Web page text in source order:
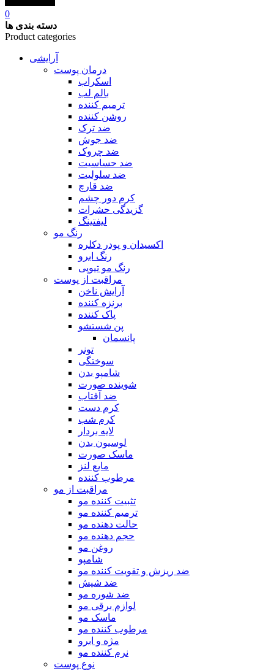
0
دسته بندی ها
Product categories
آرایشی
درمان پوست
اسکراب
بالم لب
ترمیم کننده
روشن کننده
ضد ترک
ضد جوش
ضد چروک
ضد حساسیت
ضد سلولیت
ضد قارچ
کرم دور چشم
گزیدگی حشرات
لیفتینگ
رنگ مو
اکسیدان و پودر دکلره
رنگ ابرو
رنگ مو تیوپی
مراقبت از پوست
آرایش ناخن
برنزه کننده
پاک کننده
پن شستشو
پانسمان
تونر
سوختگی
شامپو بدن
شوینده صورت
ضد آفتاب
کرم دست
کرم شب
لایه بردار
لوسیون بدن
ماسک صورت
مایع لنز
مرطوب کننده
مراقبت از مو
تثبیت کننده مو
ترمیم کننده مو
حالت دهنده مو
حجم دهنده مو
روغن مو
شامپو
ضد ریزش و تقویت کننده مو
ضد شپش
ضد شوره مو
لوازم برقی مو
ماسک مو
مرطوب کننده مو
مژه و ابرو
نرم کننده مو
نوع پوست